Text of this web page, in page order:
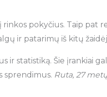
pokyčius. Taip pat
ir patarimų iš kitų
statistiką. Šie įrankiai
sprendimus. Ruta, 27